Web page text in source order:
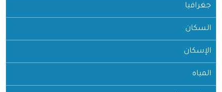
جغرافيا
السكان
الإسكان
المياه